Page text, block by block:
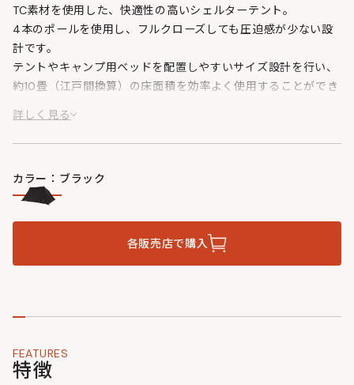
TC素材を使用した、快適性の高いシェルターテント。
4本のポールを使用し、フルクローズしても圧迫感が少ない設
計です。
テントやキャンプ用ベッドを配置しやすいサイズ設計を行い、
約10畳（江戸間換算）の床面積を効率よく使用することができ
ソロやデュオのキャンプですべてのギアを中にいれて使用して
も余裕のあるサイズに設計しました。
詳しく見る
カラー：ブラック
各販売店で購入
FEATURES
特徴